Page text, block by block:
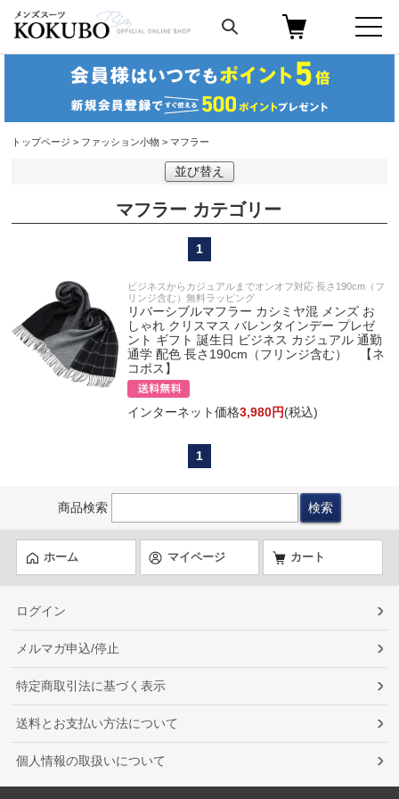
トップページ > ファッション小物 > マフラー
並び替え
マフラー
1
ビジネスからカジュアルまでオンオフ対応 長さ190cm（フ
リンジ含む）無料ラッピング
リバーシブルマフラー カシミヤ混 メンズ お
しゃれ クリスマス バレンタインデー プレゼ
ント ギフト 誕生日 ビジネス カジュアル 通勤
通学 配色 長さ190cm（フリンジ含む） 【ネ
コポス】
インターネット価格3,980円(税込)
1
商品検索
ホーム マイページ カート
ログイン
メルマガ申込/停止
特定商取引法に基づく表示
送料とお支払い方法について
個人情報の取扱いについて